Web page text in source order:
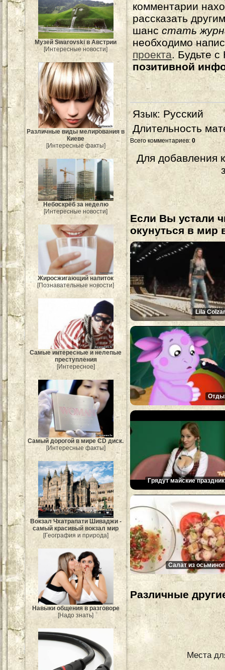
Музей Swarovski в Австрии
[Интересные новости]
Различные виды мелирования в
Киеве
[Интересные факты]
Небоскрёб за неделю
[Интересные новости]
Жиросжигающий напиток
[Познавательные новости]
Самые интересные и нелепые
преступления
[Интересное]
Самый дорогой в мире CD диск.
[Интересные факты]
Вокзал Чхатрапати Шиваджи -
самый красивый вокзал мир
[География и природа]
Навыки общения в разговоре
[Надо знать]
комментарии
рассказать
шанс стать
необходимо
проекта. Будьте
позитивной
Язык: Русский
Длительность
Всего комментариев: 0
Для добавления
Если Вы устали
окунуться в мир
Lila
Грядут майские
Салат из
Различные
Места